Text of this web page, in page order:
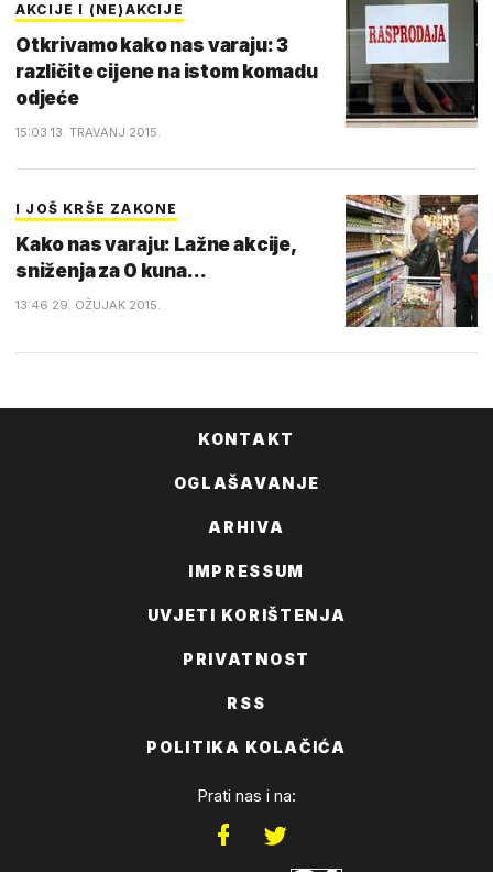
AKCIJE I (NE)AKCIJE
Otkrivamo kako nas varaju: 3
različite cijene na istom komadu
odjeće
15:03 13. TRAVANJ 2015.
I JOŠ KRŠE ZAKONE
Kako nas varaju: Lažne akcije,
sniženja za 0 kuna...
13:46 29. OŽUJAK 2015.
KONTAKT
OGLAŠAVANJE
ARHIVA
IMPRESSUM
UVJETI KORIŠTENJA
PRIVATNOST
RSS
POLITIKA KOLAČIĆA
Prati nas i na: